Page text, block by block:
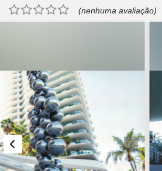
(nenhuma avaliação)